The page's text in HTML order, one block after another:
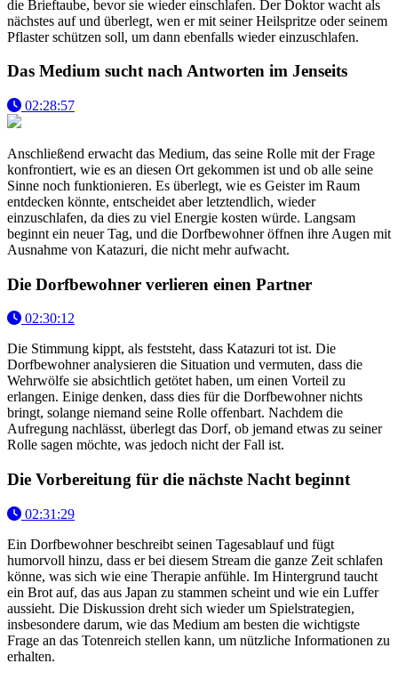
die Brieftaube, bevor sie wieder einschlafen. Der Doktor wacht als
nächstes auf und überlegt, wen er mit seiner Heilspritze oder seinem
Pflaster schützen soll, um dann ebenfalls wieder einzuschlafen.
Das Medium sucht nach Antworten im Jenseits
02:28:57
Anschließend erwacht das Medium, das seine Rolle mit der Frage
konfrontiert, wie es an diesen Ort gekommen ist und ob alle seine
Sinne noch funktionieren. Es überlegt, wie es Geister im Raum
entdecken könnte, entscheidet aber letztendlich, wieder
einzuschlafen, da dies zu viel Energie kosten würde. Langsam
beginnt ein neuer Tag, und die Dorfbewohner öffnen ihre Augen mit
Ausnahme von Katazuri, die nicht mehr aufwacht.
Die Dorfbewohner verlieren einen Partner
02:30:12
Die Stimmung kippt, als feststeht, dass Katazuri tot ist. Die
Dorfbewohner analysieren die Situation und vermuten, dass die
Wehrwölfe sie absichtlich getötet haben, um einen Vorteil zu
erlangen. Einige denken, dass dies für die Dorfbewohner nichts
bringt, solange niemand seine Rolle offenbart. Nachdem die
Aufregung nachlässt, überlegt das Dorf, ob jemand etwas zu seiner
Rolle sagen möchte, was jedoch nicht der Fall ist.
Die Vorbereitung für die nächste Nacht beginnt
02:31:29
Ein Dorfbewohner beschreibt seinen Tagesablauf und fügt
humorvoll hinzu, dass er bei diesem Stream die ganze Zeit schlafen
könne, was sich wie eine Therapie anfühle. Im Hintergrund taucht
ein Brot auf, das aus Japan zu stammen scheint und wie ein Luffer
aussieht. Die Diskussion dreht sich wieder um Spielstrategien,
insbesondere darum, wie das Medium am besten die wichtigste
Frage an das Totenreich stellen kann, um nützliche Informationen zu
erhalten.